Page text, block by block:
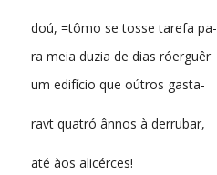
doú, =tômo se tosse tarefa pa-
ra meia duzia de dias róerguêr
um edifício que oútros gasta-
ravt quatró ânnos à derrubar,
até àos alicérces!